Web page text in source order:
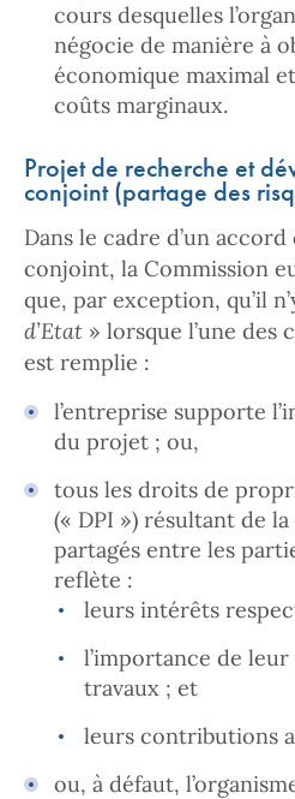
cours desquelles
négocie de manière à
économique maximal
coûts marginaux.
Projet de recherche et
conjoint (partage des
Dans le cadre d’un
conjoint, la Commission
que, par exception, qu’il
d’Etat » lorsque l’une des
est remplie :
l’entreprise supporte
du projet ; ou,
tous les droits de
(« DPI ») résultant de
partagés entre les
reflète :
leurs intérêts
l’importance de
travaux ; et
leurs contributions
ou, à défaut,